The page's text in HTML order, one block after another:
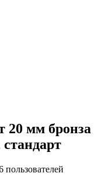
20 мм бронза
пользователей